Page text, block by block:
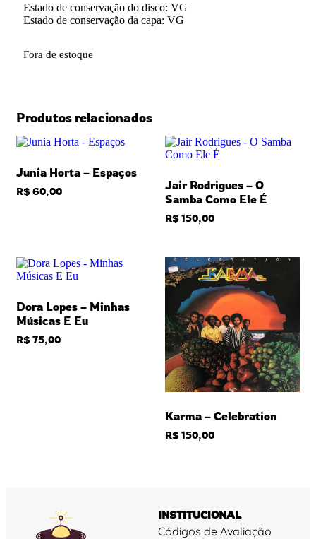
Estado de conservação do disco: VG
Estado de conservação da capa: VG
Fora de estoque
Produtos relacionados
Junia Horta – Espaços
R$60,00
Jair Rodrigues – O
Samba Como Ele É
R$150,00
Dora Lopes – Minhas
Músicas E Eu
R$75,00
Karma – Celebration
R$150,00
INSTITUCIONAL
Códigos de Avaliação